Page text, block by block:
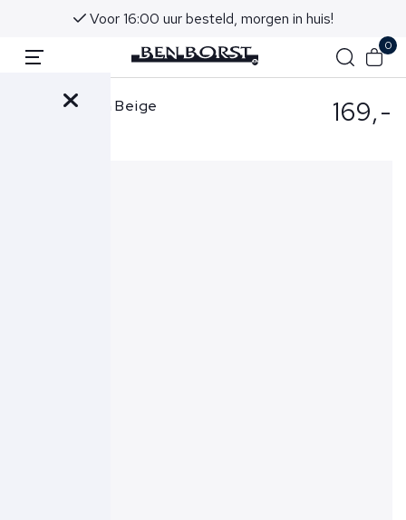
Voor 16:00 uur besteld, morgen in huis!
0
Aurélien Riem Beige 169,-